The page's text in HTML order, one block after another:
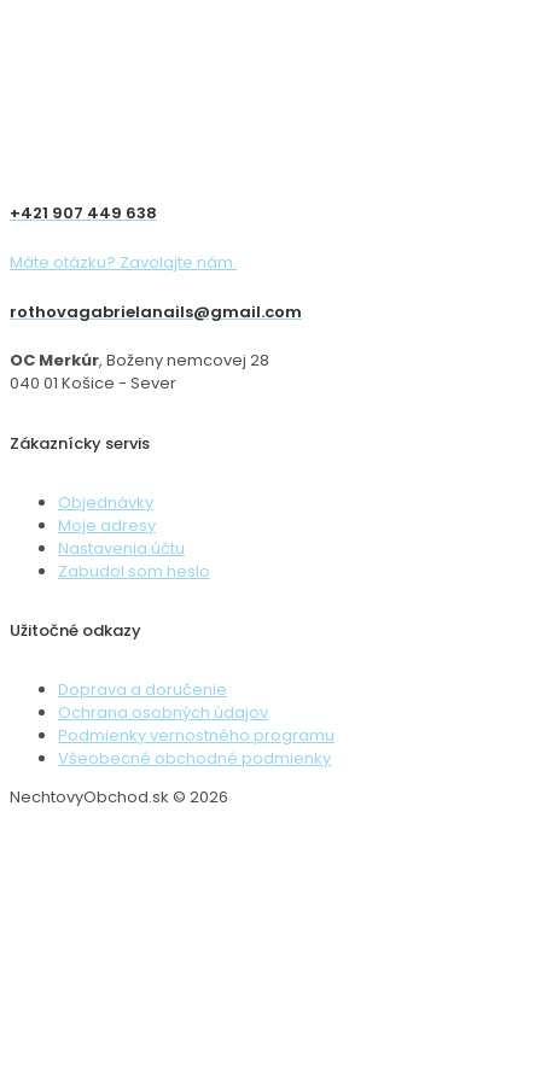
+421 907 449 638
Máte otázku? Zavolajte nám.
rothovagabrielanails@gmail.com
OC Merkúr, Boženy nemcovej 28
040 01 Košice - Sever
Zákaznícky servis
Objednávky
Moje adresy
Nastavenia účtu
Zabudol som heslo
Užitočné odkazy
Doprava a doručenie
Ochrana osobných údajov
Podmienky vernostného programu
Všeobecné obchodné podmienky
NechtovyObchod.sk © 2026